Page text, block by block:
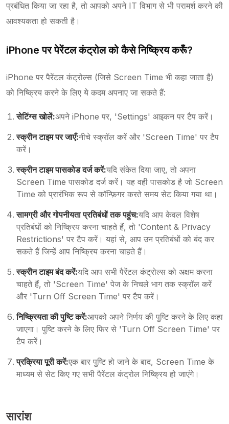
प्रबंधित किया जा रहा है, तो आपको अपने IT विभाग से भी परामर्श करने की
आवश्यकता हो सकती है।
iPhone पर पेरेंटल कंट्रोल को कैसे निष्क्रिय करूँ?
iPhone पर पैरेंटल कंट्रोल्स (जिसे Screen Time भी कहा जाता है)
को निष्क्रिय करने के लिए ये कदम अपनाए जा सकते हैं:
सेटिंग्स खोलें:अपने iPhone पर, 'Settings' आइकन पर टैप करें।
स्क्रीन टाइम पर जाएँ:नीचे स्क्रॉल करें और 'Screen Time' पर टैप
करें।
स्क्रीन टाइम पासकोड दर्ज करें:यदि संकेत दिया जाए, तो अपना
Screen Time पासकोड दर्ज करें। यह वही पासकोड है जो Screen
Time को प्रारंभिक रूप से कॉन्फ़िगर करते समय सेट किया गया था।
सामग्री और गोपनीयता प्रतिबंधों तक पहुंच:यदि आप केवल विशेष
प्रतिबंधों को निष्क्रिय करना चाहते हैं, तो 'Content & Privacy
Restrictions' पर टैप करें। यहां से, आप उन प्रतिबंधों को बंद कर
सकते हैं जिन्हें आप निष्क्रिय करना चाहते हैं।
स्क्रीन टाइम बंद करें:यदि आप सभी पैरेंटल कंट्रोल्स को अक्षम करना
चाहते हैं, तो 'Screen Time' पेज के निचले भाग तक स्क्रॉल करें
और 'Turn Off Screen Time' पर टैप करें।
निष्क्रियता की पुष्टि करें:आपको अपने निर्णय की पुष्टि करने के लिए कहा
जाएगा। पुष्टि करने के लिए फिर से 'Turn Off Screen Time' पर
टैप करें।
प्रक्रिया पूरी करें:एक बार पुष्टि हो जाने के बाद, Screen Time के
माध्यम से सेट किए गए सभी पैरेंटल कंट्रोल निष्क्रिय हो जाएंगे।
सारांश